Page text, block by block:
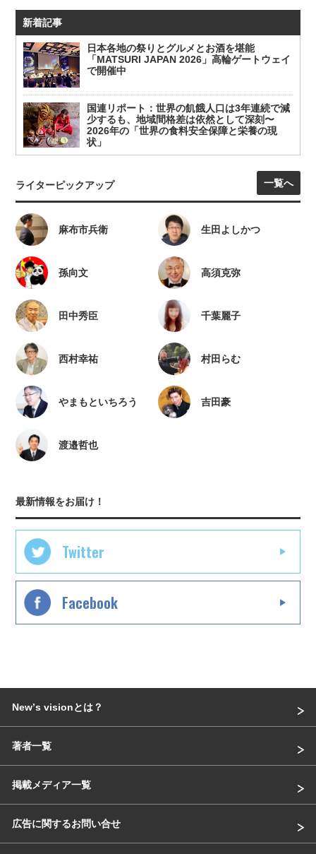
新着記事
日本各地の祭りとグルメとお酒を堪能
「MATSURI JAPAN 2026」高輪ゲートウェイ
で開催中
国連リポート：世界の飢餓人口は3年連続で減
少するも、地域間格差は依然として深刻〜
2026年の「世界の食料安全保障と栄養の現
状」
ライターピックアップ 一覧へ
麻布市兵衛 生田よしかつ
孫向文 高須克弥
田中秀臣 千葉麗子
西村幸祐 村田らむ
やまもといちろう 吉田豪
渡邉哲也
最新情報をお届け！
Twitter
Facebook
Newʼs visionとは？
著者一覧
掲載メディア一覧
広告に関するお問い合せ